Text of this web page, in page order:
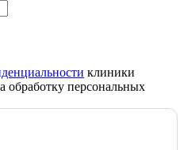
клиники
обработку персональных